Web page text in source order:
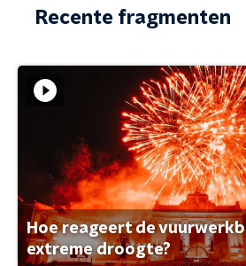
Recente fragmenten
Hoe reageert de
extreme droogte?